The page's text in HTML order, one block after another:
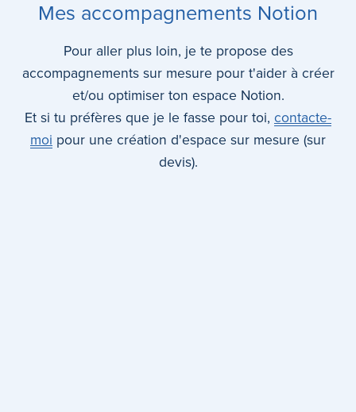
Mes accompagnements Notion
Pour aller plus loin, je te propose des
accompagnements sur mesure pour t'aider à créer
et/ou optimiser ton espace Notion.
Et si tu préfères que je le fasse pour toi, contacte-
moi pour une création d'espace sur mesure (sur
devis).